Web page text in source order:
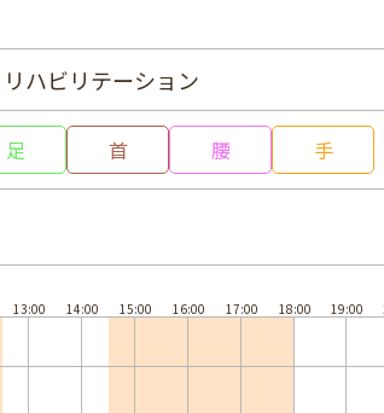
ハビリテーション
足 首 腰 手